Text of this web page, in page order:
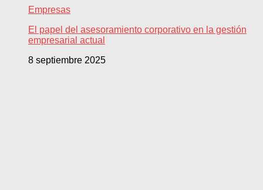
Empresas
El papel del asesoramiento corporativo en la gestión
empresarial actual
8 septiembre 2025